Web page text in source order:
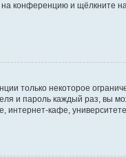
на конференцию и щёлкните
только некоторое
и пароль каждый раз, вы
кафе, университете